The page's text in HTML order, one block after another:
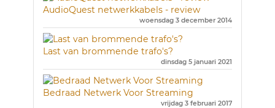
AudioQuest netwerkkabels - review
woensdag 3 december 2014
Last van brommende trafo's?
dinsdag 5 januari 2021
Bedraad Netwerk Voor Streaming
vrijdag 3 februari 2017